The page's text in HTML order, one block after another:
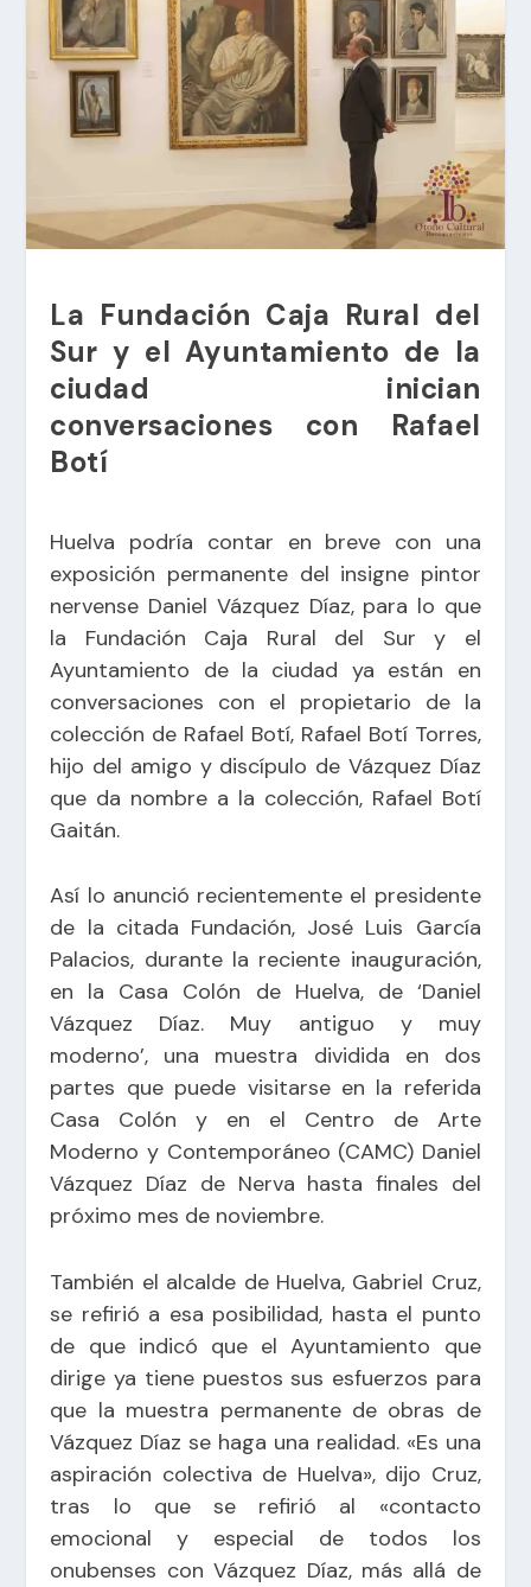
La Fundación Caja Rural del
Sur y el Ayuntamiento de la
ciudad inician
conversaciones con Rafael
Botí
Huelva podría contar en breve con una
exposición permanente del insigne pintor
nervense Daniel Vázquez Díaz, para lo que
la Fundación Caja Rural del Sur y el
Ayuntamiento de la ciudad ya están en
conversaciones con el propietario de la
colección de Rafael Botí, Rafael Botí Torres,
hijo del amigo y discípulo de Vázquez Díaz
que da nombre a la colección, Rafael Botí
Gaitán.
Así lo anunció recientemente el presidente
de la citada Fundación, José Luis García
Palacios, durante la reciente inauguración,
en la Casa Colón de Huelva, de ‘Daniel
Vázquez Díaz. Muy antiguo y muy
moderno’, una muestra dividida en dos
partes que puede visitarse en la referida
Casa Colón y en el Centro de Arte
Moderno y Contemporáneo (CAMC) Daniel
Vázquez Díaz de Nerva hasta finales del
próximo mes de noviembre.
También el alcalde de Huelva, Gabriel Cruz,
se refirió a esa posibilidad, hasta el punto
de que indicó que el Ayuntamiento que
dirige ya tiene puestos sus esfuerzos para
que la muestra permanente de obras de
Vázquez Díaz se haga una realidad. «Es una
aspiración colectiva de Huelva», dijo Cruz,
tras lo que se refirió al «contacto
emocional y especial de todos los
onubenses con Vázquez Díaz, más allá de